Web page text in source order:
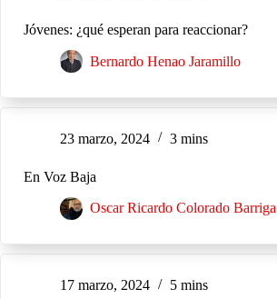
Jóvenes: ¿qué esperan para reaccionar?
Bernardo Henao Jaramillo
23 marzo, 2024 3 mins
En Voz Baja
Oscar Ricardo Colorado Barriga
17 marzo, 2024 5 mins